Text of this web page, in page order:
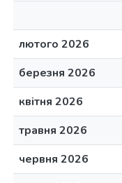
лютого 2026
березня 2026
квітня 2026
травня 2026
червня 2026